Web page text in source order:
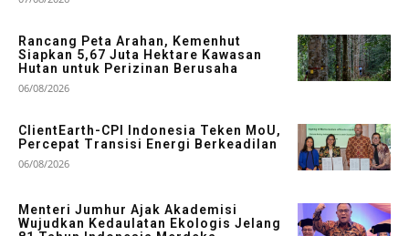
Rancang Peta Arahan, Kemenhut
Siapkan 5,67 Juta Hektare Kawasan
Hutan untuk Perizinan Berusaha
06/08/2026
ClientEarth-CPI Indonesia Teken MoU,
Percepat Transisi Energi Berkeadilan
06/08/2026
Menteri Jumhur Ajak Akademisi
Wujudkan Kedaulatan Ekologis Jelang